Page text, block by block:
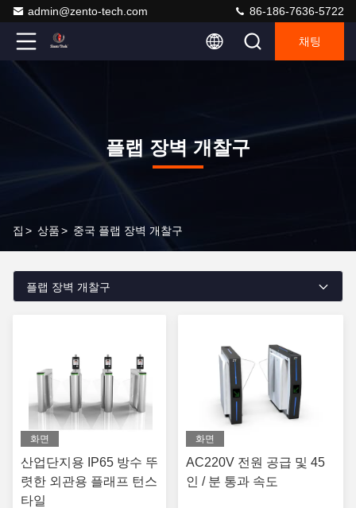
admin@zento-tech.com 86-186-7636-5722
채팅
플랩 장벽 개찰구
집 > 상품> 중국 플랩 장벽 개찰구
플랩 장벽 개찰구
화면
산업단지용 IP65 방수 뚜
렷한 외관용 플래프 턴스
타일
화면
AC220V 전원 공급 및 45
인 / 분 통과 속도